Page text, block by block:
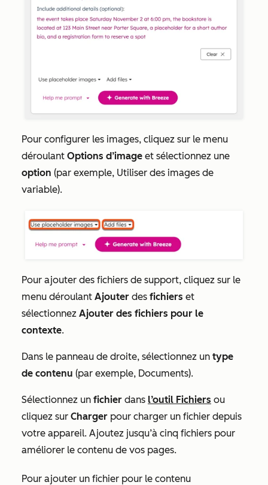
Pour configurer les images, cliquez sur le menu
déroulant Options d’image et sélectionnez une
option (par exemple, Utiliser des images de
variable).
Pour ajouter des fichiers de support, cliquez sur le
menu déroulant Ajouter des fichiers et
sélectionnez Ajouter des fichiers pour le
contexte.
Dans le panneau de droite, sélectionnez un type
de contenu (par exemple, Documents).
Sélectionnez un fichier dans l’outil Fichiers ou
cliquez sur Charger pour charger un fichier depuis
votre appareil. Ajoutez jusqu’à cinq fichiers pour
améliorer le contenu de vos pages.
Pour ajouter un fichier pour le contenu